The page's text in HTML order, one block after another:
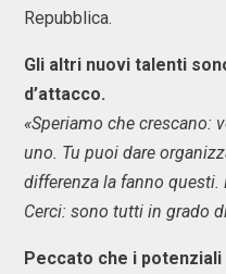
Repubblica.
Gli altri nuovi talenti
d’attacco.
«Speriamo che crescano:
uno. Tu puoi dare
differenza la fanno questi.
Cerci: sono tutti in grado
Peccato che i